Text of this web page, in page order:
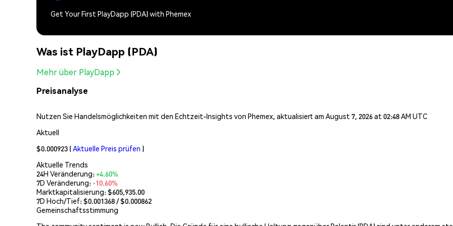
Get Your First PlayDapp (PDA) with Phemex
Was ist PlayDapp (PDA)
Mehr über PlayDapp
Preisanalyse
Nutzen Sie Handelsmöglichkeiten mit den Echtzeit-Insights von Phemex, aktualisiert am August 7, 2026 at 02:48 AM UTC
Aktuell
$0.000923 (Aktuelle Preis prüfen )
Aktuelle Trends
24H Veränderung:+4.60%
7D Veränderung: -10.60%
Marktkapitalisierung:$605,935.00
7D Hoch/Tief: $0.001368/ $0.000862
Gemeinschaftsstimmung